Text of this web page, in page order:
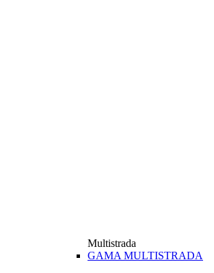
Multistrada
GAMA MULTISTRADA